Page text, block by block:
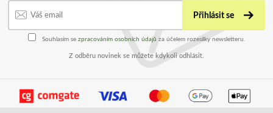
Přihlásit se
Souhlasím se zpracováním osobních údajů za účelem rozesílky newsletteru.
Z odběru novinek se můžete kdykoli odhlásit.